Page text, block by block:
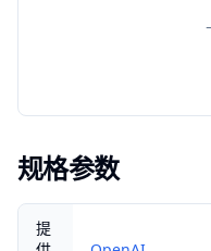
规格参数
提